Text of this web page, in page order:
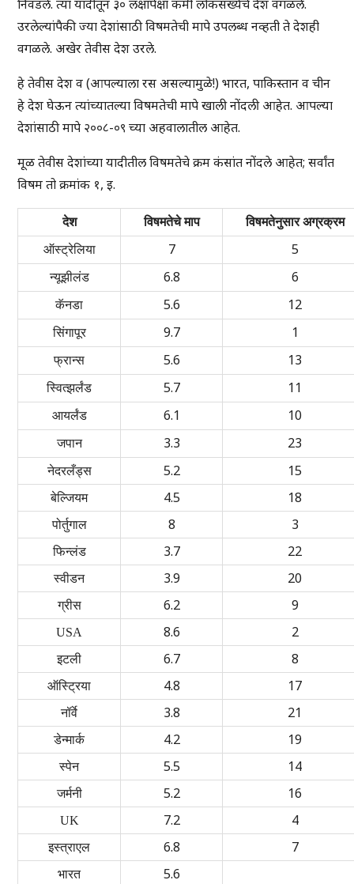
निवडले. त्या यादीतून ३० लक्षांपेक्षा कमी लोकसंख्येचे देश वगळले.
उरलेल्यांपैकी ज्या देशांसाठी विषमतेची मापे उपलब्ध नव्हती ते देशही
वगळले. अखेर तेवीस देश उरले.
हे तेवीस देश व (आपल्याला रस असल्यामुळे!) भारत, पाकिस्तान व चीन
हे देश घेऊन त्यांच्यातल्या विषमतेची मापे खाली नोंदली आहेत. आपल्या
देशांसाठी मापे २००८-०९ च्या अहवालातील आहेत.
मूळ तेवीस देशांच्या यादीतील विषमतेचे क्रम कंसांत नोंदले आहेत; सर्वांत
विषम तो क्रमांक १, इ.
देश विषमतेचे माप विषमतेनुसार अग्रक्रम
ऑस्ट्रेलिया 7 5
न्यूझीलंड 6.8 6
कॅनडा 5.6 12
सिंगापूर 9.7 1
फ्रान्स 5.6 13
स्वित्झर्लंड 5.7 11
आयर्लंड 6.1 10
जपान 3.3 23
नेदरलँड्स 5.2 15
बेल्जियम 4.5 18
पोर्तुगाल 8 3
फिन्लंड 3.7 22
स्वीडन 3.9 20
ग्रीस 6.2 9
USA 8.6 2
इटली 6.7 8
ऑस्ट्रिया 4.8 17
नॉर्वे 3.8 21
डेन्मार्क 4.2 19
स्पेन 5.5 14
जर्मनी 5.2 16
UK 7.2 4
इस्त्राएल 6.8 7
भारत 5.6